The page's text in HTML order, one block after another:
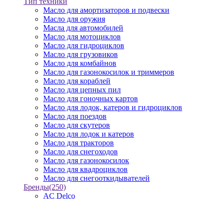
Масло для амортизаторов и подвески
Масло для оружия
Масла для автомобилей
Масло для мотоциклов
Масло для гидроциклов
Масло для грузовиков
Масло для комбайнов
Масло для газонокосилок и триммеров
Масло для кораблей
Масло для цепных пил
Масло для гоночных картов
Масло для лодок, катеров и гидроциклов
Масло для поездов
Масло для скутеров
Масло для лодок и катеров
Масло для тракторов
Масло для снегоходов
Масло для газонокосилок
Масло для квадроциклов
Масло для снегооткидывателей
Бренды(250)
AC Delco